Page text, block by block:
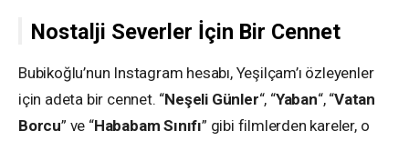
Nostalji Severler İçin Bir Cennet
Bubikoğlu’nun Instagram hesabı, Yeşilçam’ı özleyenler
için adeta bir cennet. “Neşeli Günler“, “Yaban“, “Vatan
Borcu” ve “Hababam Sınıfı” gibi filmlerden kareler, o